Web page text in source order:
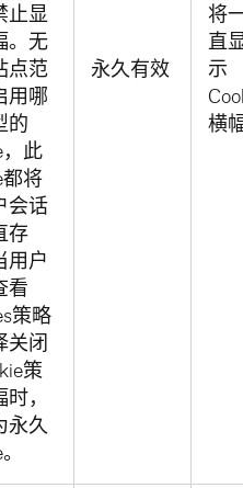
止显
。无
点范
用哪
的
此
将
会话
存
用户
看
策略
关闭
策
，
永久
永久有效
将
直
示
横